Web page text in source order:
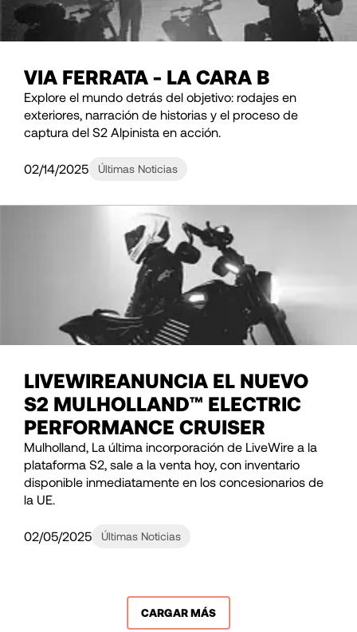
VIA FERRATA - LA CARA B
Explore el mundo detrás del objetivo: rodajes en
exteriores, narración de historias y el proceso de
captura del S2 Alpinista en acción.
02/14/2025 Últimas Noticias
LIVEWIREANUNCIA EL NUEVO
S2 MULHOLLAND™ ELECTRIC
PERFORMANCE CRUISER
Mulholland, La última incorporación de LiveWire a la
plataforma S2, sale a la venta hoy, con inventario
disponible inmediatamente en los concesionarios de
la UE.
02/05/2025 Últimas Noticias
CARGAR MÁS